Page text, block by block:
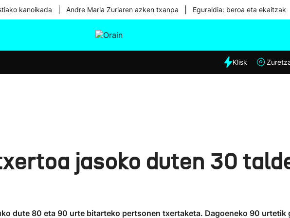
kanoikada Andre Maria Zuriaren azken txanpa Eguraldia: beroa eta ekaitzak
Eguraldia
Klisk
jasoko duten 30
dute 80 eta 90 urte bitarteko pertsonen txertaketa. Dagoeneko 90 urtetik